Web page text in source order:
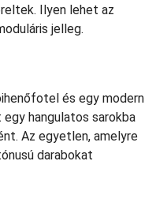
Ilyen lehet az
jelleg.
és egy modern
hangulatos sarokba
Az egyetlen, amelyre
darabokat